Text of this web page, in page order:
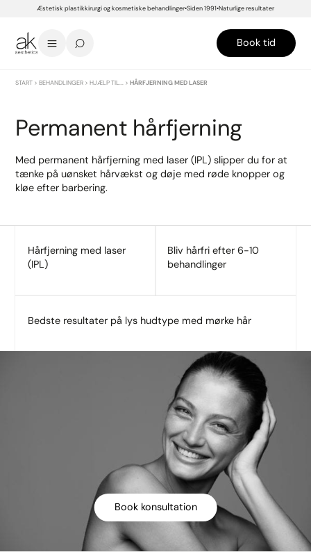
Æstetisk plastikkirurgi og kosmetiske behandlinger Siden 1991 Naturlige resultater
Book tid
START >BEHANDLINGER >HJÆLP TIL... >HÅRFJERNING MED LASER
Permanent hårfjerning
Med permanent hårfjerning med laser (IPL) slipper du for at
tænke på uønsket hårvækst og døje med røde knopper og
kløe efter barbering.
Hårfjerning med laser
(IPL)
Bliv hårfri efter 6-10
behandlinger
Bedste resultater på lys hudtype med mørke hår
Book konsultation